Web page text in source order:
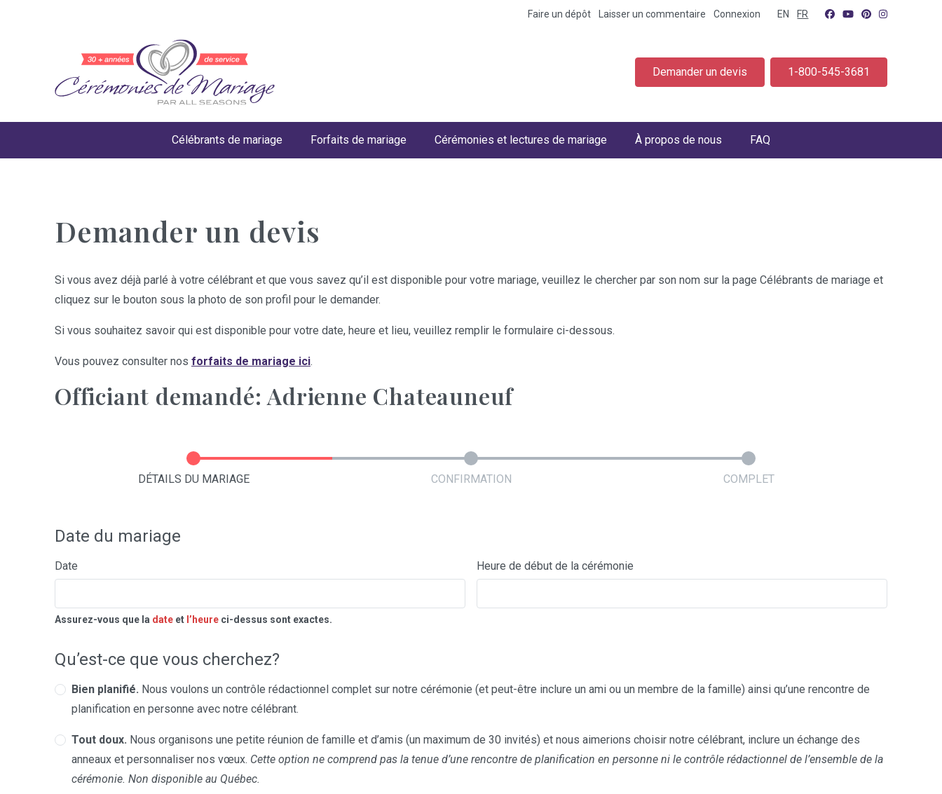
Faire un dépôt Laisser un commentaire Connexion EN FR
Demander un devis 1-800-545-3681
Célébrants de mariage Forfaits de mariage Cérémonies et lectures de mariage À propos de nous FAQ
Demander un devis
Si vous avez déjà parlé à votre célébrant et que vous savez qu’il est disponible pour votre mariage, veuillez le chercher par son nom sur la page Célébrants de mariage et
cliquez sur le bouton sous la photo de son profil pour le demander.
Si vous souhaitez savoir qui est disponible pour votre date, heure et lieu, veuillez remplir le formulaire ci-dessous.
Vous pouvez consulter nos forfaits de mariage ici.
Officiant demandé: Adrienne Chateauneuf
DÉTAILS DU MARIAGE CONFIRMATION COMPLET
Date du mariage
Date Heure de début de la cérémonie
Assurez-vous que la date et l’heure ci-dessus sont exactes.
Qu’est-ce que vous cherchez?
Bien planifié. Nous voulons un contrôle rédactionnel complet sur notre cérémonie (et peut-être inclure un ami ou un membre de la famille) ainsi qu’une rencontre de
planification en personne avec notre célébrant.
Tout doux. Nous organisons une petite réunion de famille et d’amis (un maximum de 30 invités) et nous aimerions choisir notre célébrant, inclure un échange des
anneaux et personnaliser nos vœux. Cette option ne comprend pas la tenue d’une rencontre de planification en personne ni le contrôle rédactionnel de l’ensemble de la
cérémonie. Non disponible au Québec.